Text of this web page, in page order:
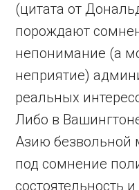
(цитата от
порождают
непонимание (а
неприятие)
реальных
Либо в
Азию безвольной
под сомнение
состоятельность